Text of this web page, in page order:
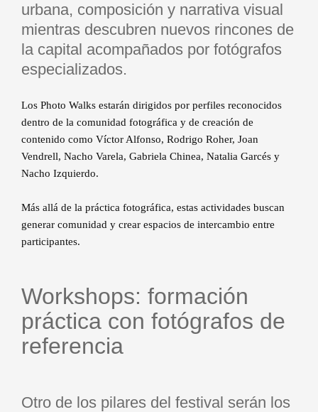
comprometido de la programación de
FUJIKINA.
cotidiana de las personas retratadas. En los
últimos años también ha desarrollado
proyectos más personales sobre identidad,
espiritualidad y comunidad, consolidando
un estilo muy reconocible por la cercanía
emocional, el uso expresivo de la luz y una
fotografía profundamente humanista.
los apasionados de la imagen. Su
participación es una de las más esperadas
por los amantes de la fotografía química,
aportando su profunda experiencia en el
análisis de formatos tradicionales y nuevas
El equipo de Photolari liderará la mesa
redonda central sobre fotografía analógica
dentro del bloque deLive Shootings en el
COAM. En este espacio de debate,
de los procesos tradicionales en pleno
2026, analizando las trayectorias de
autores que se mueven entre lo
qué el grano y el carrete siguen siendo
herramientas fundamentales para entender
la fotografía actual.
urbana, composición y narrativa visual
mientras descubren nuevos rincones de
la capital acompañados por fotógrafos
especializados.
Los Photo Walks estarán dirigidos por perfiles reconocidos
dentro de la comunidad fotográfica y de creación de
contenido como Víctor Alfonso, Rodrigo Roher, Joan
Vendrell, Nacho Varela, Gabriela Chinea, Natalia Garcés y
Nacho Izquierdo.
Más allá de la práctica fotográfica, estas actividades buscan
generar comunidad y crear espacios de intercambio entre
participantes.
Workshops: formación
práctica con fotógrafos de
referencia
Otro de los pilares del festival serán los